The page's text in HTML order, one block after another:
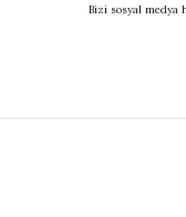
Bizi sosyal medya